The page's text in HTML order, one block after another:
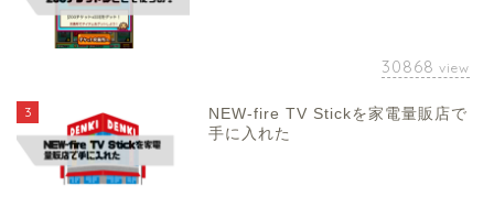
30868 view
3
NEW-fire TV Stickを家電量販店で
手に入れた